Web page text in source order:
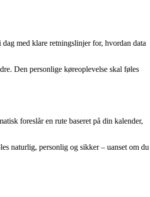
med klare retningslinjer for, hvordan data
Den personlige køreoplevelse skal føles
foreslår en rute baseret på din kalender,
naturlig, personlig og sikker – uanset om du